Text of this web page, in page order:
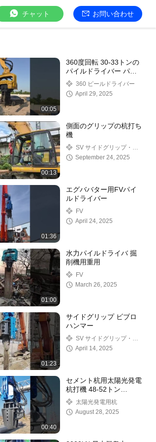
チャット お問い合わせ
00:05
360度回転 30-33トンの
パイルドライバー パー
ソナライズされた色と性
能
360 ピールドライバー
April 29, 2025
00:13
側面のグリップの杭打ち
機
SV サイドグリップ・ピ
ール・ドライバー
September 24, 2025
01:36
エグババター用FVパイ
ルドライバー
FV
April 24, 2025
01:00
水力パイルドライバ 掘
削機用重用
FV
March 26, 2025
01:23
サイドグリップ ビブロ
ハンマー
SV サイドグリップ・ピ
ール・ドライバー
April 14, 2025
00:40
セメント杭用太陽光発電
杭打機 48-52トン
HITACHI 掘削機
太陽光発電用杭
August 28, 2025